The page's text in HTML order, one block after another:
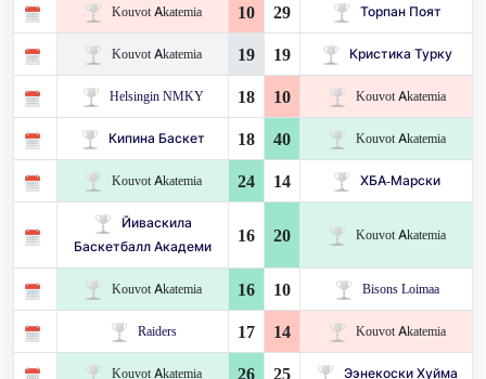
Kouvot Akatemia 10 29 Торпан Поят
Kouvot Akatemia 19 19 Кристика Турку
Helsingin NMKY 18 10 Kouvot Akatemia
Кипина Баскет 18 40 Kouvot Akatemia
Kouvot Akatemia 24 14 ХБА-Марски
Йиваскила
Баскетбалл Академи
16 20 Kouvot Akatemia
Kouvot Akatemia 16 10 Bisons Loimaa
Raiders 17 14 Kouvot Akatemia
Kouvot Akatemia 26 25 Ээнекоски Хуйма